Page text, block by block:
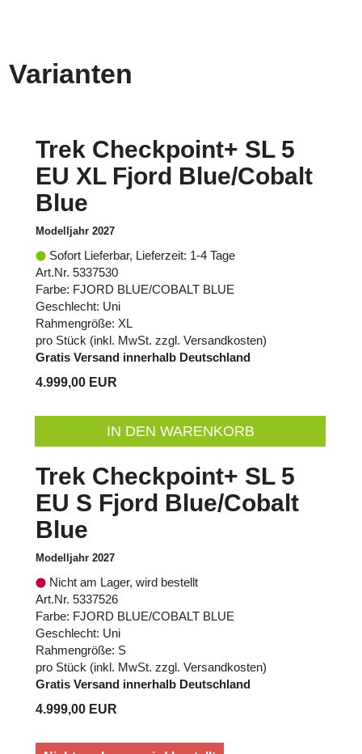
Varianten
Trek Checkpoint+ SL 5
EU XL Fjord Blue/Cobalt
Blue
Modelljahr 2027
Sofort Lieferbar, Lieferzeit: 1-4 Tage
Art.Nr. 5337530
Farbe: FJORD BLUE/COBALT BLUE
Geschlecht: Uni
Rahmengröße: XL
pro Stück (inkl. MwSt. zzgl. Versandkosten)
Gratis Versand innerhalb Deutschland
4.999,00 EUR
IN DEN WARENKORB
Trek Checkpoint+ SL 5
EU S Fjord Blue/Cobalt
Blue
Modelljahr 2027
Nicht am Lager, wird bestellt
Art.Nr. 5337526
Farbe: FJORD BLUE/COBALT BLUE
Geschlecht: Uni
Rahmengröße: S
pro Stück (inkl. MwSt. zzgl. Versandkosten)
Gratis Versand innerhalb Deutschland
4.999,00 EUR